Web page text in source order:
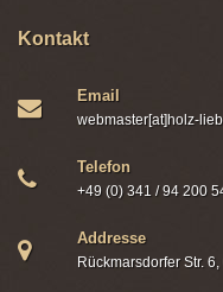
Kontakt
Email
webmaster[at]holz-
Telefon
+49 (0) 341 / 94 200
Addresse
Rückmarsdorfer Str.